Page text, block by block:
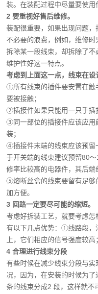
装。在装配过程中尽量要使用
2 要重视好售后维修。
装配很重要，如果出现问题
不必要的浪费，例如，维修时
拆除某一段线束，却拆除了
维护性好这一特点。
考虑到上面这一点，线束在设
①所有线束的插件要安置在触
要被接触；
②插接件如果只能用一只手插
③同一部位的插接件应该应用
装；
④插接件末端的线束应该预留
于开关端的线束建议预留80
修率比较高的电器件，其后端
⑤熔断丝盒的线束要留有足够
加方便。
3 回路一定要尽可能的缩短。
考虑好拆装工艺，就要考虑
有以下几点优势：①线路段，
上，它们相应的信号强度较高
4 合理进行线束分段
有些时候在减少线束分段与
况，因为，在安装的时候为
条的线束分成2 段，这样就不